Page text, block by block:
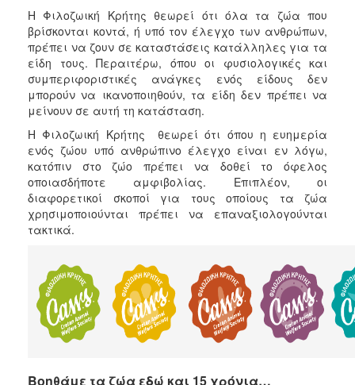
Η Φιλοζωική Κρήτης θεωρεί ότι όλα τα ζώα που
βρίσκονται κοντά, ή υπό τον έλεγχο των ανθρώπων,
πρέπει να ζουν σε καταστάσεις κατάλληλες για τα
είδη τους. Περαιτέρω, όπου οι φυσιολογικές και
συμπεριφοριστικές ανάγκες ενός είδους δεν
μπορούν να ικανοποιηθούν, τα είδη δεν πρέπει να
μείνουν σε αυτή τη κατάσταση.
Η Φιλοζωική Κρήτης θεωρεί ότι όπου η ευημερία
ενός ζώου υπό ανθρώπινο έλεγχο είναι εν λόγω,
κατόπιν στο ζώο πρέπει να δοθεί το όφελος
οποιασδήποτε αμφιβολίας. Επιπλέον, οι
διαφορετικοί σκοποί για τους οποίους τα ζώα
χρησιμοποιούνται πρέπει να επαναξιολογούνται
τακτικά.
Βοηθάμε τα ζώα εδώ και 15 χρόνια…